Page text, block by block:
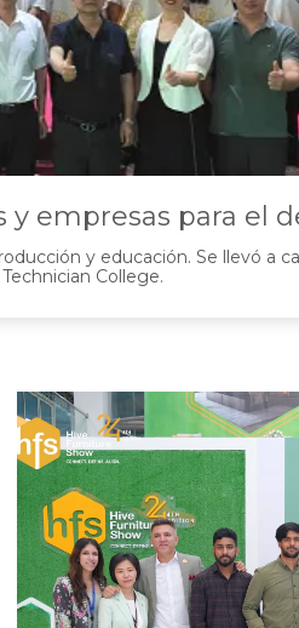
empresas para el
y educación. Se llevó a
College.